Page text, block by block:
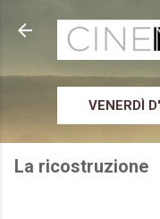
Passa
VENERDÌ
La ricostruzione